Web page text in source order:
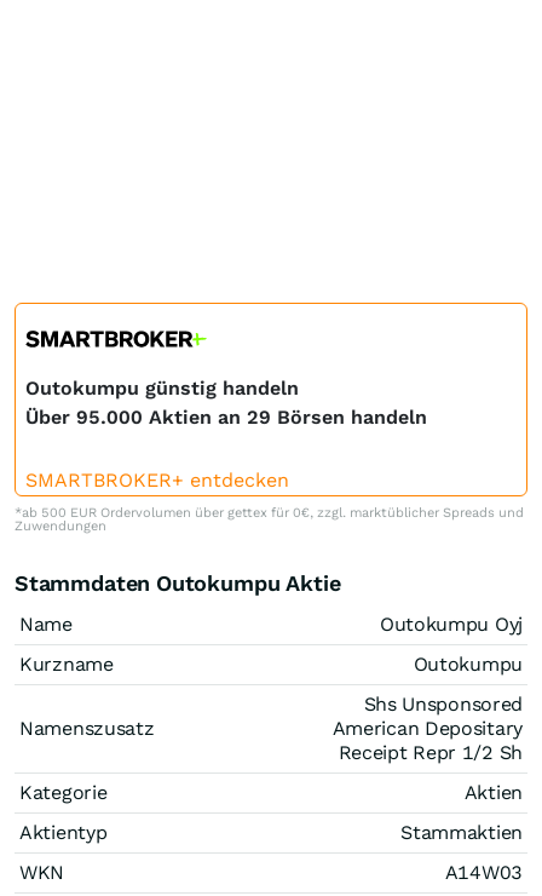
Outokumpu günstig handeln
Über 95.000 Aktien an 29 Börsen handeln
SMARTBROKER+ entdecken
*ab 500 EUR Ordervolumen über gettex für 0€, zzgl. marktüblicher Spreads und
Zuwendungen
Stammdaten Outokumpu Aktie
Name
Outokumpu Oyj
Kurzname
Outokumpu
Namenszusatz
Shs Unsponsored
American Depositary
Receipt Repr 1/2 Sh
Kategorie
Aktien
Aktientyp
Stammaktien
WKN
A14W03